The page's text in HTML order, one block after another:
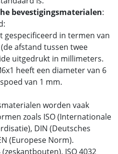
bevestigingsmaterialen:
gespecificeerd in termen van
afstand tussen twee
uitgedrukt in millimeters.
heeft een diameter van 6
van 1 mm.
worden vaak
zoals ISO (Internationale
DIN (Deutsches
(Europese Norm).
ISO 4032